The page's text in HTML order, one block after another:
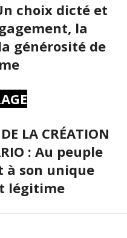
choix dicté et
la
générosité de
LA CRÉATION
: Au peuple
à son unique
légitime